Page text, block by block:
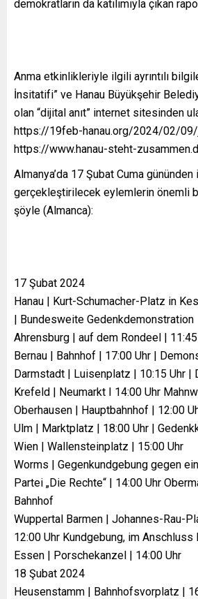
demokratların da katılımıyla çıkan
Anma etkinlikleriyle ilgili ayrıntılı
İnsitatifi” ve Hanau Büyükşehir
olan “dijital anıt” internet sitesinden
https://19feb-hanau.org/2024/02/
https://www.hanau-steht-
Almanya’da 17 Şubat Cuma
gerçekleştirilecek eylemlerin önemli
şöyle (Almanca):
17 Şubat 2024
Hanau | Kurt-Schumacher-Platz in
| Bundesweite Gedenkdemonstration
Ahrensburg | auf dem Rondeel |
Bernau | Bahnhof | 17:00 Uhr |
Darmstadt | Luisenplatz | 10:15 Uhr |
Krefeld | Neumarkt I 14:00 Uhr
Oberhausen | Hauptbahnhof | 12:00
Ulm | Marktplatz | 18:00 Uhr |
Wien | Wallensteinplatz | 15:00 Uhr
Worms | Gegenkundgebung gegen
Partei „Die Rechte“ | 14:00 Uhr
Bahnhof
Wuppertal Barmen | Johannes-Rau-
12:00 Uhr Kundgebung, im Anschluss
Essen | Porschekanzel | 14:00 Uhr
18 Şubat 2024
Heusenstamm | Bahnhofsvorplatz |